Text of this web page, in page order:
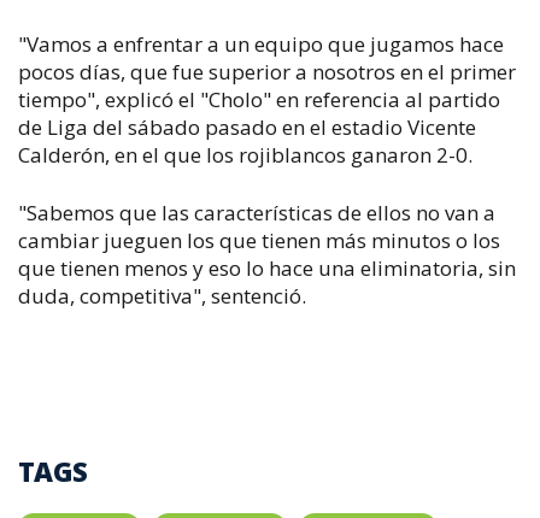
"Vamos a enfrentar a un equipo que jugamos hace
pocos días, que fue superior a nosotros en el primer
tiempo", explicó el "Cholo" en referencia al partido
de Liga del sábado pasado en el estadio Vicente
Calderón, en el que los rojiblancos ganaron 2-0.
"Sabemos que las características de ellos no van a
cambiar jueguen los que tienen más minutos o los
que tienen menos y eso lo hace una eliminatoria, sin
duda, competitiva", sentenció.
TAGS